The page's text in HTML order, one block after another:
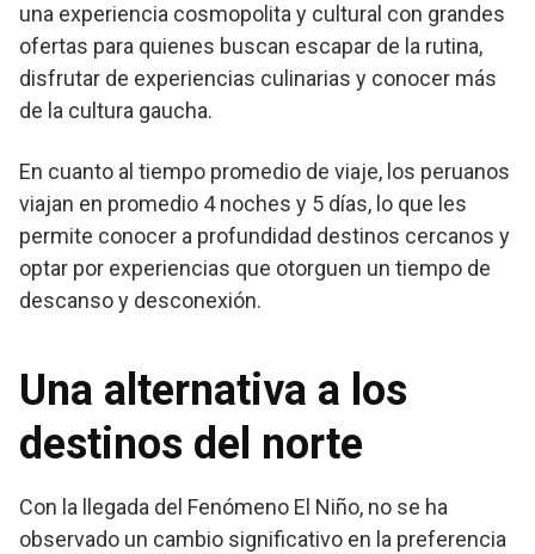
una experiencia cosmopolita y cultural con grandes
ofertas para quienes buscan escapar de la rutina,
disfrutar de experiencias culinarias y conocer más
de la cultura gaucha.
En cuanto al tiempo promedio de viaje, los peruanos
viajan en promedio 4 noches y 5 días, lo que les
permite conocer a profundidad destinos cercanos y
optar por experiencias que otorguen un tiempo de
descanso y desconexión.
Una alternativa a los
destinos del norte
Con la llegada del Fenómeno El Niño, no se ha
observado un cambio significativo en la preferencia